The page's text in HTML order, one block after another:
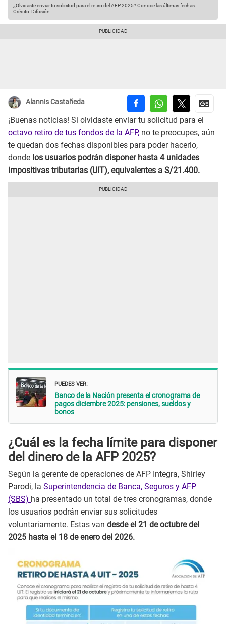
¿Olvidaste enviar tu solicitud para el retiro del AFP 2025? Conoce las últimas fechas.
Crédito: Difusión
Alannis Castañeda
¡Buenas noticias! Si olvidaste enviar tu solicitud para el
octavo retiro de tus fondos de la AFP, no te preocupes, aún
te quedan dos fechas disponibles para poder hacerlo,
donde los usuarios podrán disponer hasta 4 unidades
impositivas tributarias (UIT), equivalentes a S/21.400.
PUEDES VER:
Banco de la Nación presenta el cronograma de
pagos diciembre 2025: pensiones, sueldos y
bonos
¿Cuál es la fecha límite para disponer
del dinero de la AFP 2025?
Según la gerente de operaciones de AFP Integra, Shirley
Parodi, la Superintendencia de Banca, Seguros y AFP
(SBS) ha presentado un total de tres cronogramas, donde
los usuarios podrán enviar sus solicitudes
voluntariamente. Estas van desde el 21 de octubre del
2025 hasta el 18 de enero del 2026.